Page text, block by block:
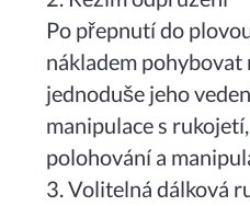
Po přepnutí do
nákladem pohybovat
jednoduše jeho
manipulace s
polohování a
3. Volitelná dálková